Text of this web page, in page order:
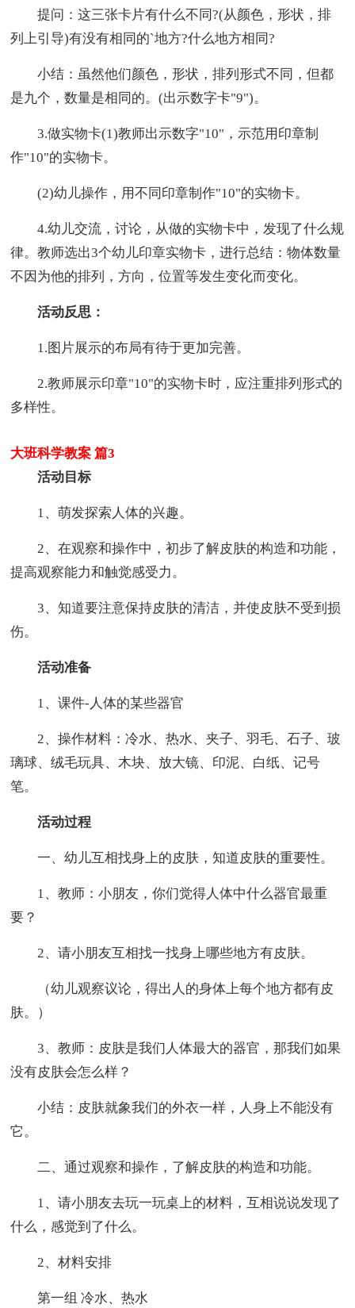
提问：这三张卡片有什么不同?(从颜色，形状，排
列上引导)有没有相同的`地方?什么地方相同?
小结：虽然他们颜色，形状，排列形式不同，但都
是九个，数量是相同的。(出示数字卡"9")。
3.做实物卡(1)教师出示数字"10"，示范用印章制
作"10"的实物卡。
(2)幼儿操作，用不同印章制作"10"的实物卡。
4.幼儿交流，讨论，从做的实物卡中，发现了什么规
律。教师选出3个幼儿印章实物卡，进行总结：物体数量
不因为他的排列，方向，位置等发生变化而变化。
活动反思：
1.图片展示的布局有待于更加完善。
2.教师展示印章"10"的实物卡时，应注重排列形式的
多样性。
大班科学教案 篇3
活动目标
1、萌发探索人体的兴趣。
2、在观察和操作中，初步了解皮肤的构造和功能，
提高观察能力和触觉感受力。
3、知道要注意保持皮肤的清洁，并使皮肤不受到损
伤。
活动准备
1、课件-人体的某些器官
2、操作材料：冷水、热水、夹子、羽毛、石子、玻
璃球、绒毛玩具、木块、放大镜、印泥、白纸、记号
笔。
活动过程
一、幼儿互相找身上的皮肤，知道皮肤的重要性。
1、教师：小朋友，你们觉得人体中什么器官最重
要？
2、请小朋友互相找一找身上哪些地方有皮肤。
（幼儿观察议论，得出人的身体上每个地方都有皮
肤。）
3、教师：皮肤是我们人体最大的器官，那我们如果
没有皮肤会怎么样？
小结：皮肤就象我们的外衣一样，人身上不能没有
它。
二、通过观察和操作，了解皮肤的构造和功能。
1、请小朋友去玩一玩桌上的材料，互相说说发现了
什么，感觉到了什么。
2、材料安排
第一组 冷水、热水